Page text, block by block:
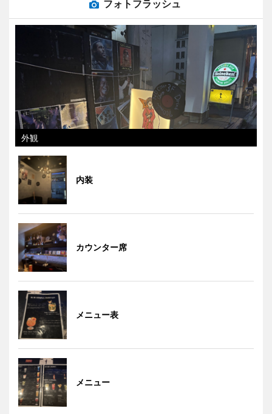
フォトフラッシュ
外観
内装
カウンター席
メニュー表
メニュー